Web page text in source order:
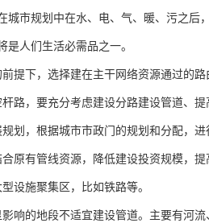
城市规划中在水、电、气、暖、污之后
是人们生活必需品之一。
前提下，选择建在主干网络资源通过的路
杆路，要充分考虑建设分路建设管道、提
规划，根据城市市政门的规划和分配，进
合原有管线资源，降低建设投资规模，提
型设施聚集区，比如铁路等。
影响的地段不适宜建设管道。主要有河